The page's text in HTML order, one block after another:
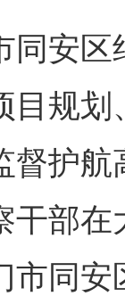
安区
目规
督护
干部
市同